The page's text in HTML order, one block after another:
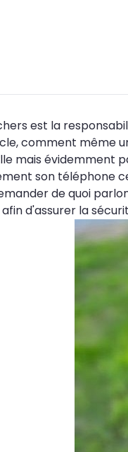
est la
comment même
mais évidemment
son téléphone
de quoi
d'assurer la